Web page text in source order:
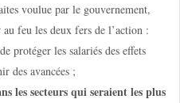
voulue par le gouvernement,
feu les deux fers de l’action :
protéger les salariés des effets
des avancées ;
les secteurs qui seraient les plus